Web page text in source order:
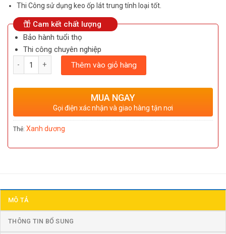
Thi Công sử dụng keo ốp lát trung tính loại tốt.
Cam kết chất lượng
Bảo hành tuổi thọ
Thi công chuyên nghiệp
Thêm vào giỏ hàng
MUA NGAY
Gọi điện xác nhận và giao hàng tận nơi
Thẻ: Xanh dương
MÔ TẢ
THÔNG TIN BỔ SUNG